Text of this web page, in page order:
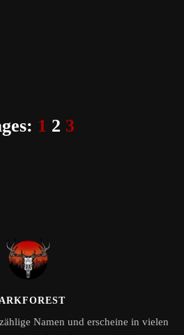
1 2 3
Namen und erscheine in vielen